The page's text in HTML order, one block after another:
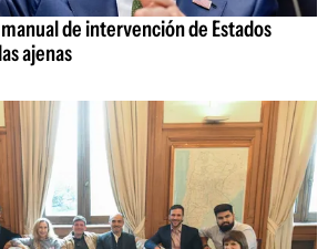
de intervención de Estados
ajenas